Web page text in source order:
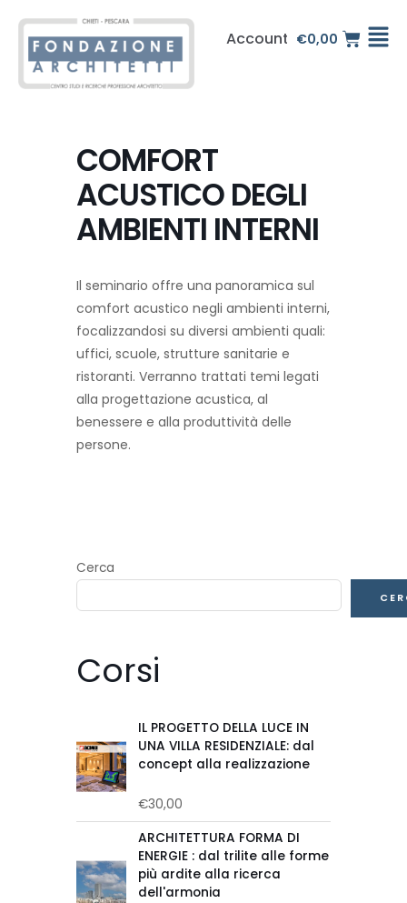
contenuto
Account €0,00
COMFORT
ACUSTICO DEGLI
AMBIENTI INTERNI
Il seminario offre una panoramica sul
comfort acustico negli ambienti interni,
focalizzandosi su diversi ambienti quali:
uffici, scuole, strutture sanitarie e
ristoranti. Verranno trattati temi legati
alla progettazione acustica, al
benessere e alla produttività delle
persone.
Cerca
Corsi
IL PROGETTO DELLA LUCE IN
UNA VILLA RESIDENZIALE: dal
concept alla realizzazione
Valutato
su
5
€30,00
ARCHITETTURA FORMA DI
ENERGIE : dal trilite alle forme
più ardite alla ricerca
dell'armonia